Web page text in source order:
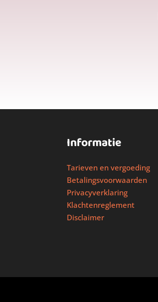
Informatie
Tarieven en vergoeding
Betalingsvoorwaarden
Privacyverklaring
Klachtenreglement
Disclaimer